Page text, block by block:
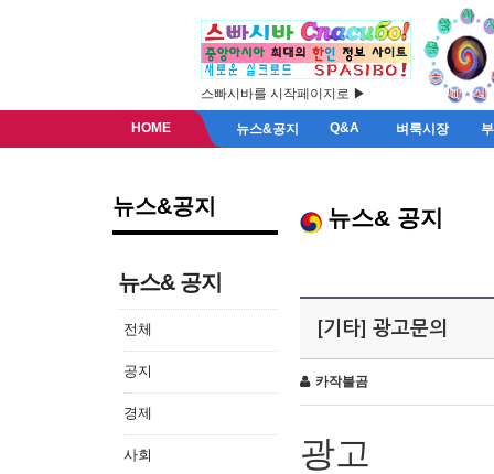
스빠시바를 시작페이지로 ▶
HOME 뉴스&공지 Q&A 벼룩시장
뉴스&공지
뉴스& 공지
전체
공지
경제
사회
뉴스& 공지
[기타] 광고문의
카작불곰
광고